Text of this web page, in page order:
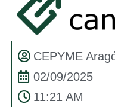
CEPYME
02/09/2025
11:21 AM